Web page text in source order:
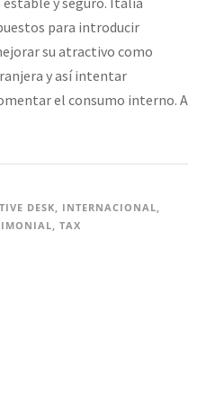
para introducir
su atractivo como
y así intentar
el consumo interno. A
DESK, INTERNACIONAL,
TAX